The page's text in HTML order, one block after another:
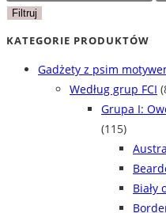
min
Filtruj
KATEGORIE PRODUKTÓW
Gadżety z psim
Według grup FCI
Grupa I:
(115)
Biały